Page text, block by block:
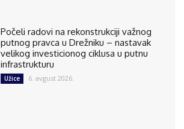
Počeli radovi na rekonstrukciji važnog
putnog pravca u Drežniku – nastavak
velikog investicionog ciklusa u putnu
infrastrukturu
Užice 6. avgust 2026.